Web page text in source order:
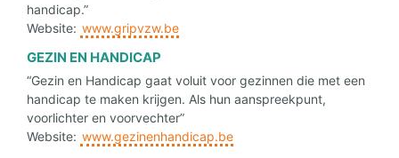
handicap.”
Website: www.gripvzw.be
GEZIN EN HANDICAP
“Gezin en Handicap gaat voluit voor gezinnen die met een
handicap te maken krijgen. Als hun aanspreekpunt,
voorlichter en voorvechter”
Website: www.gezinenhandicap.be